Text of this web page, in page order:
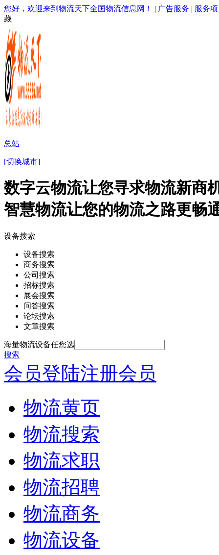
您好，欢迎来到物流天下全国物流信息网！ | 广告服务 | 服务
藏
总站
[切换城市]
数字云物流让您寻求物流新商
智慧物流让您的物流之路更畅
设备搜索
设备搜索
商务搜索
公司搜索
招标搜索
展会搜索
问答搜索
论坛搜索
文章搜索
海量物流设备任您选
搜索
会员登陆注册会员
物流黄页
物流搜索
物流求职
物流招聘
物流商务
物流设备